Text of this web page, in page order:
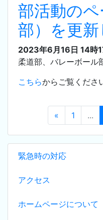
緊急時の対応
アクセス
ホームページについて
部活動の
部）を更新
2023年6月16日 14時
柔道部、バレーボール
こちらからご覧くださ
« 1 ...